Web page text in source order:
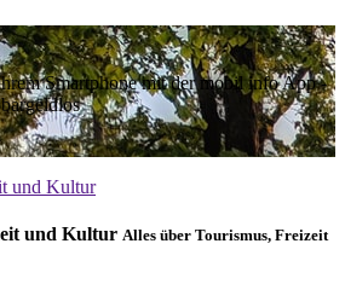
Smartphone mit der mobil info App -
und Kultur
und Kultur Alles über Tourismus, Freizeit